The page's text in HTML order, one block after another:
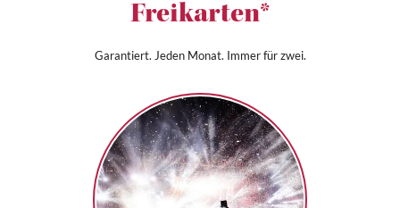
Freikarten*
Garantiert. Jeden Monat. Immer für zwei.